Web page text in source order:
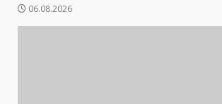
06.08.2026